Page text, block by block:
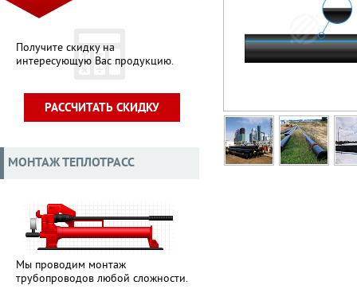
Получите скидку на
интересующую Вас продукцию.
РАССЧИТАТЬ СКИДКУ
МОНТАЖ ТЕПЛОТРАСС
Мы проводим монтаж
трубопроводов любой сложности.